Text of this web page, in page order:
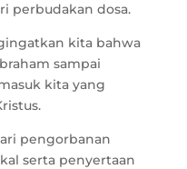
perbudakan dosa.
kita bahwa
sampai
kita yang
pengorbanan
serta penyertaan